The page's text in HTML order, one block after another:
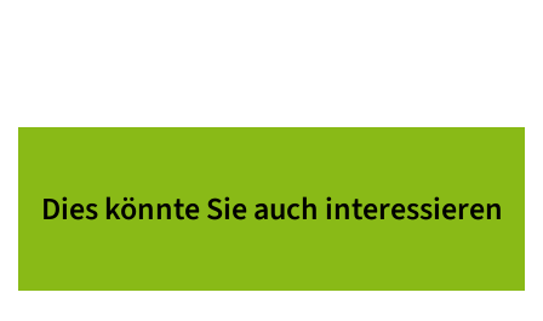
Dies könnte Sie auch interessieren